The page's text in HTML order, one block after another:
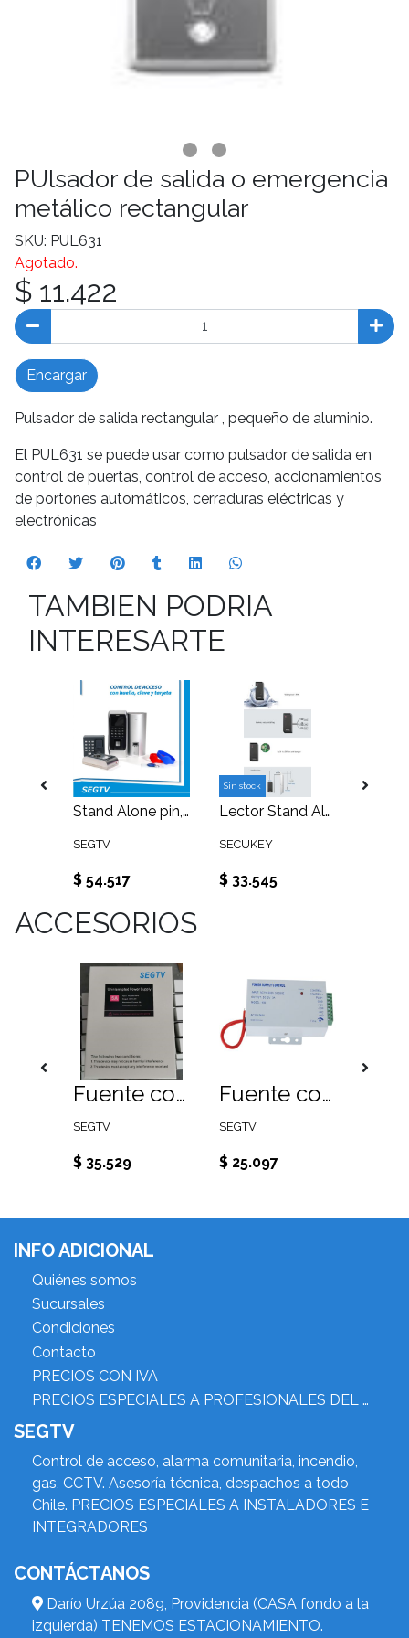
PUlsador de salida o emergencia
metálico rectangular
SKU: PUL631
Agotado.
$ 11.422
Encargar
Pulsador de salida rectangular , pequeño de aluminio.
El PUL631 se puede usar como pulsador de salida en
control de puertas, control de acceso, accionamientos
de portones automáticos, cerraduras eléctricas y
electrónicas
TAMBIEN PODRIA
INTERESARTE
Stand Alone pin, prox, huella, interior
SEGTV
$ 54.517
Sin stock
Lector Stand Alone para tarjetas de proximidad 125KHZ
SECUKEY
$ 33.545
ACCESORIOS
Fuente con cargador de batería, temporizador y gabinete 220VAC 5Ah
SEGTV
$ 35.529
Fuente con temporizador 220VAC/12 VDC
SEGTV
$ 25.097
INFO ADICIONAL
Quiénes somos
Sucursales
Condiciones
Contacto
PRECIOS CON IVA
PRECIOS ESPECIALES A PROFESIONALES DEL RUBRO
SEGTV
Control de acceso, alarma comunitaria, incendio,
gas, CCTV. Asesoría técnica, despachos a todo
Chile. PRECIOS ESPECIALES A INSTALADORES E
INTEGRADORES
CONTÁCTANOS
Darío Urzúa 2089, Providencia (CASA fondo a la
izquierda) TENEMOS ESTACIONAMIENTO.